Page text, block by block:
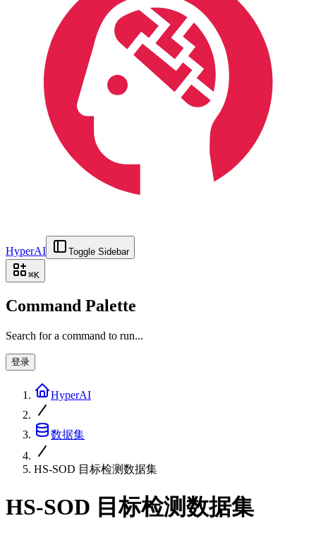
HyperAI Toggle Sidebar
⌘K
Command Palette
Search for a command to run...
登录
HyperAI
数据集
HS-SOD 目标检测数据集
HS-SOD 目标检测数据集